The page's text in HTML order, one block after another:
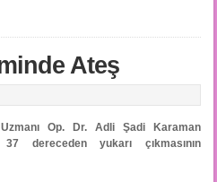
Ateş
Op. Dr. Adli Şadi Karaman
dereceden yukarı çıkmasının